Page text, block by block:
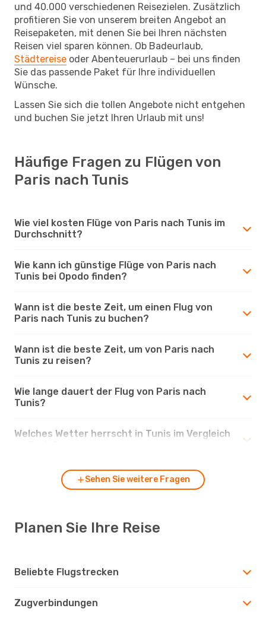
und 40.000 verschiedenen Reisezielen. Zusätzlich
profitieren Sie von unserem breiten Angebot an
Reisepaketen, mit denen Sie bei Ihren nächsten
Reisen viel sparen können. Ob Badeurlaub,
Städtereise oder Abenteuerurlaub – bei uns finden
Sie das passende Paket für Ihre individuellen
Wünsche.
Lassen Sie sich die tollen Angebote nicht entgehen
und buchen Sie jetzt Ihren Urlaub mit uns!
Häufige Fragen zu Flügen von
Paris nach Tunis
Wie viel kosten Flüge von Paris nach Tunis im
Durchschnitt?
Wie kann ich günstige Flüge von Paris nach
Tunis bei Opodo finden?
Wann ist die beste Zeit, um einen Flug von
Paris nach Tunis zu buchen?
Wann ist die beste Zeit, um von Paris nach
Tunis zu reisen?
Wie lange dauert der Flug von Paris nach
Tunis?
Welches Wetter herrscht in Tunis im Vergleich
Sehen Sie weitere Fragen
Planen Sie Ihre Reise
Beliebte Flugstrecken
Zugverbindungen